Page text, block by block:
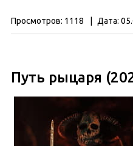
Просмотров: 1118 Дата:
Путь рыцаря